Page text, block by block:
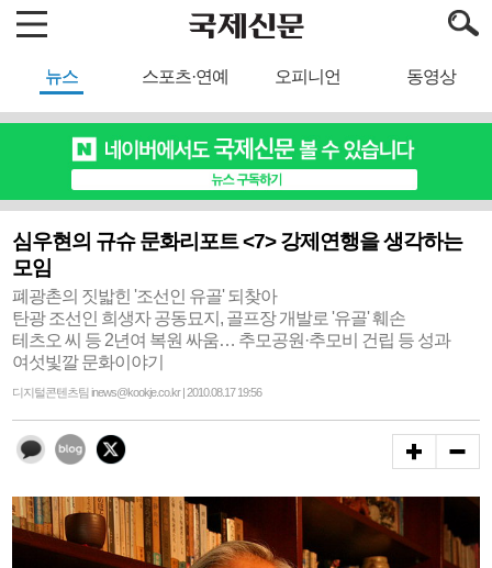
뉴스 스포츠·연예 오피니언 동영상
심우현의 규슈 문화리포트 <7> 강제연행을 생각하는
모임
폐광촌의 짓밟힌 '조선인 유골' 되찾아
탄광 조선인 희생자 공동묘지, 골프장 개발로 '유골' 훼손
테츠오 씨 등 2년여 복원 싸움… 추모공원·추모비 건립 등 성과
여섯빛깔 문화이야기
디지털콘텐츠팀 inews@kookje.co.kr | 2010.08.17 19:56